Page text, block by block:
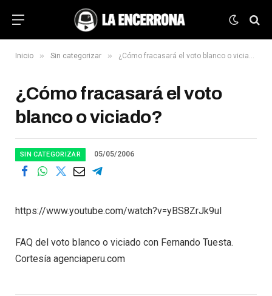
Inicio » Sin categorizar » ¿Cómo fracasará el voto blanco o viciado?
¿Cómo fracasará el voto
blanco o viciado?
SIN CATEGORIZAR 05/05/2006
https://www.youtube.com/watch?v=yBS8ZrJk9uI
FAQ del voto blanco o viciado con Fernando Tuesta.
Cortesía agenciaperu.com